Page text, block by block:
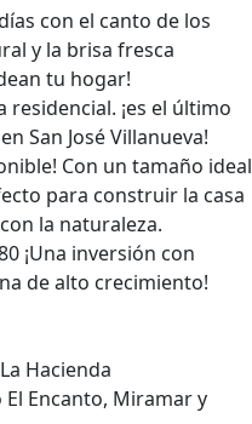
con el canto de los
y la brisa fresca
tu hogar!
residencial. ¡es el último
San José Villanueva!
Con un tamaño ideal
para construir la casa
la naturaleza.
¡Una inversión con
de alto crecimiento!
Hacienda
El Encanto, Miramar y